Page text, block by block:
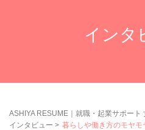
インタ
ASHIYA RESUME｜就職・起業サポート
インタビュー > 暮らしや働き方のモヤ